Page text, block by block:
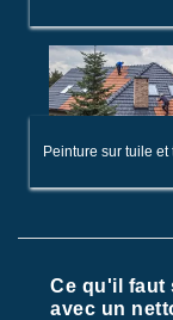
Peinture sur tuile et
Ce qu'il faut
avec un